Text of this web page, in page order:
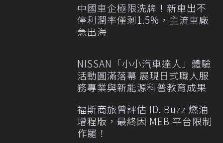
中國車企極限洗牌！新車出不
停利潤率僅剩1.5%，主流車廠
急出海
NISSAN「小小汽車達人」體驗
活動圓滿落幕 展現日式職人服
務專業與新能源科普教育成果
福斯商旅曾評估 ID. Buzz 燃油
增程版，最終因 MEB 平台限制
作罷！